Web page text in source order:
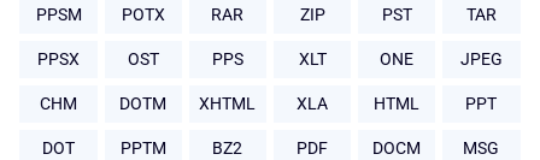
PPSM POTX RAR ZIP PST TAR
PPSX OST PPS XLT ONE JPEG
CHM DOTM XHTML XLA HTML PPT
DOT PPTM BZ2 PDF DOCM MSG